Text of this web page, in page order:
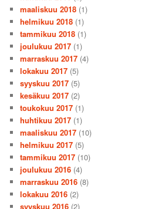
maaliskuu 2018 (1)
helmikuu 2018 (1)
tammikuu 2018 (1)
joulukuu 2017 (1)
marraskuu 2017 (4)
lokakuu 2017 (5)
syyskuu 2017 (5)
kesäkuu 2017 (2)
toukokuu 2017 (1)
huhtikuu 2017 (1)
maaliskuu 2017 (10)
helmikuu 2017 (5)
tammikuu 2017 (10)
joulukuu 2016 (4)
marraskuu 2016 (8)
lokakuu 2016 (2)
syyskuu 2016 (2)